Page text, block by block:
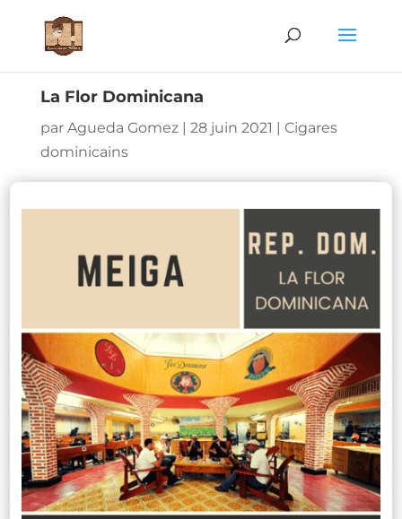
La Flor Dominicana
par Agueda Gomez| 28 juin 2021 | Cigares
dominicains